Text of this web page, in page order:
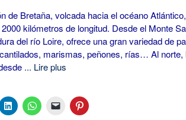
Bretaña, volcada hacia el océano Atlántico,
kilómetros de longitud. Desde el Monte
del río Loire, ofrece una gran variedad de
marismas, peñones, rías… Al norte,
... Lire plus